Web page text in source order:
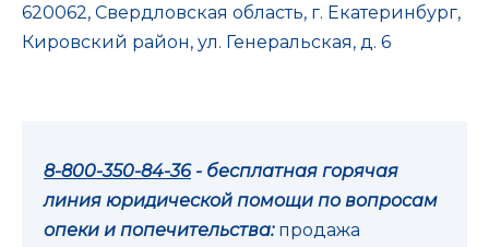
620062, Свердловская область, г. Екатеринбург,
Кировский район, ул. Генеральская, д. 6
8-800-350-84-36- бесплатная горячая
линия юридической помощи по вопросам
опеки и попечительства: продажа